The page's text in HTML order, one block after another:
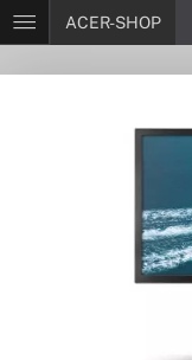
ACER-SHOP